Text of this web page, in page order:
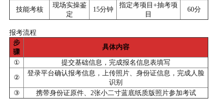
技能考核
现场实操鉴
定
15分钟
指定考项目+抽考项
目
60分
报考流程
步
骤
具体内容
①
提交基础信息，完成报名信息表填写
②
登录平台确认报考信息，上传照片、身份证信息，完成人脸
识别
③
携带身份证原件、2张小二寸蓝底纸质版照片参加考试